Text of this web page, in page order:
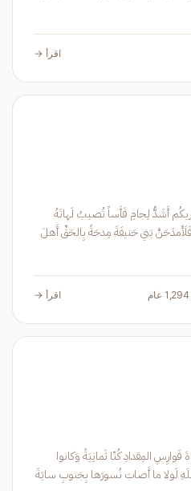
اقرأ →
أَبَني لُجَيمٍ إِنَّكُم أَلجَمتُمُ فَلَمَن يُجاريكُم أَشَدُّ لِجامِ فَأَساً تُصيبُ لَهاتَهُ
يَلقى الَّذي تَلقى نَواجِذُهُ أَشَدَّ زِحامِ فَلَأَمدَحَنَّ بَني حَنيفَةَ مِدحَةً بِالحَقِّ أَهلَ
اقرأ →
هَل سَرَّ أَولادَ اللَقيطَةِ أَنَّنا سِلمٌ غَداةَ فَوارِسِ المِقدادِ كُنّا ثَمانِيَةً وَكانوا
جَحفَلاً لَجِباً فَشُلّوا بِالرِماحِ بَدادِ وَاللَهِ لَولا ما أَصابَ نُسورَها بِجَنوبِ سايَةَ